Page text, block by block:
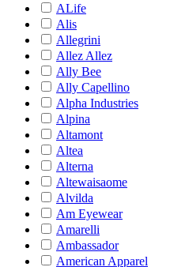
ALife
Alis
Allegrini
Allez Allez
Ally Bee
Ally Capellino
Alpha Industries
Alpina
Altamont
Altea
Alterna
Altewaisaome
Alvilda
Am Eyewear
Amarelli
Ambassador
American Apparel